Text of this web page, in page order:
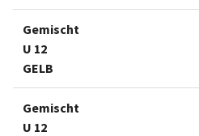
Gemischt
U 12
GELB
Gemischt
U 12